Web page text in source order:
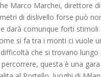
Marco Marchei, direttore
di dislivello forse può
e darà comunque forti
si fa tra i monti ci vuole
che si trovano
questa è una